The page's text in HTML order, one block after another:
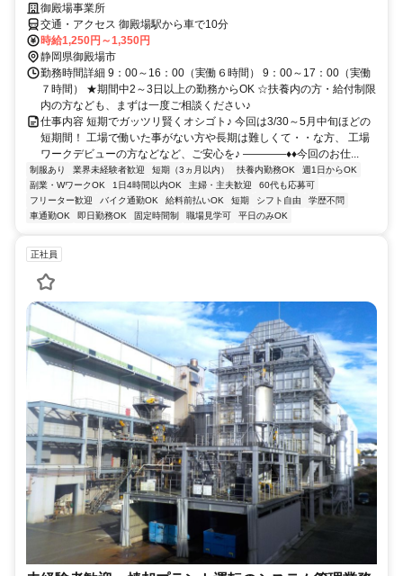
御殿場事業所
交通・アクセス 御殿場駅から車で10分
時給1,250円～1,350円
静岡県御殿場市
勤務時間詳細 9：00～16：00（実働６時間） 9：00～17：00（実働
７時間） ★期間中2～3日以上の勤務からOK ☆扶養内の方・給付制限
内の方なども、まずは一度ご相談ください♪
仕事内容 短期でガッツリ賢くオシゴト♪ 今回は3/30～5月中旬ほどの
短期間！ 工場で働いた事がない方や長期は難しくて・・な方、 工場
ワークデビューの方などなど、ご安心を♪ ――――♦♦今回のお仕...
制服あり 業界未経験者歓迎 短期（3ヵ月以内） 扶養内勤務OK
週1日からOK
副業・WワークOK
1日4時間以内OK 主婦・主夫歓迎
60代も応募可
フリーター歓迎
バイク通勤OK 給料前払いOK 短期 シフト自由
学歴不問
車通勤OK
即日勤務OK 固定時間制 職場見学可 平日のみOK
正社員